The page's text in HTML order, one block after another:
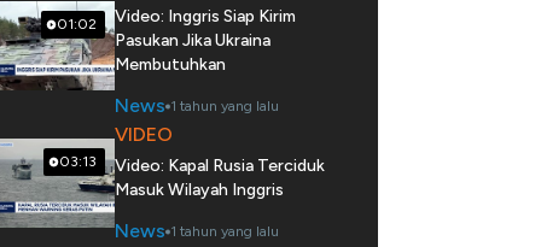
01:02
Video: Inggris Siap Kirim
Pasukan Jika Ukraina
Membutuhkan
News 1 tahun yang lalu
03:13
VIDEO
Video: Kapal Rusia Terciduk
Masuk Wilayah Inggris
News 1 tahun yang lalu